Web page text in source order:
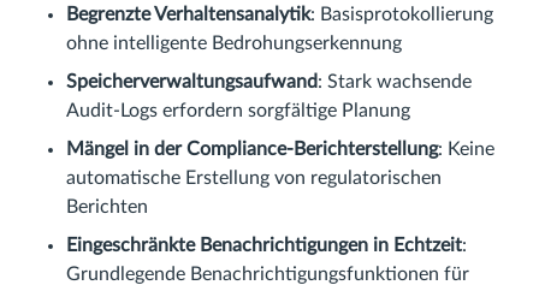
Begrenzte Verhaltensanalytik: Basisprotokollierung
ohne intelligente Bedrohungserkennung
Speicherverwaltungsaufwand: Stark wachsende
Audit-Logs erfordern sorgfältige Planung
Mängel in der Compliance-Berichterstellung: Keine
automatische Erstellung von regulatorischen
Berichten
Eingeschränkte Benachrichtigungen in Echtzeit:
Grundlegende Benachrichtigungsfunktionen für